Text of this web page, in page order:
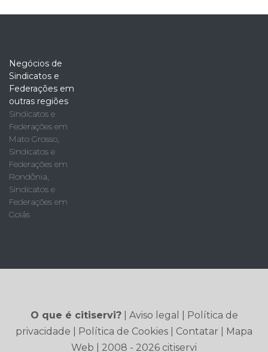
Negócios de
Sindicatos e
Federações em
outras regiões
Sindicatos e
Federações em
Mato Grosso,
Sindicatos e
Federações em
Rondônia,
Sindicatos e
Federações em
Goiás
O que é citiservi?| Aviso legal
Política de
privacidade
Política de Cookies Contatar
Mapa
Web | 2008 - 2026 citiservi